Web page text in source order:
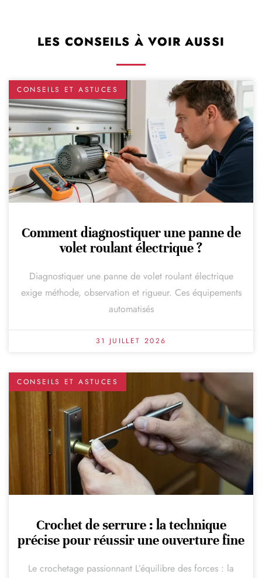
LES CONSEILS À VOIR AUSSI
CONSEILS ET ASTUCES
Comment diagnostiquer une panne de
volet roulant électrique ?
Diagnostiquer une panne de volet roulant électrique
exige méthode, observation et rigueur. Ces équipements
automatisés
31 JUILLET 2026
CONSEILS ET ASTUCES
Crochet de serrure : la technique
précise pour réussir une ouverture fine
Le crochetage passionnant L’équilibre des forces : la